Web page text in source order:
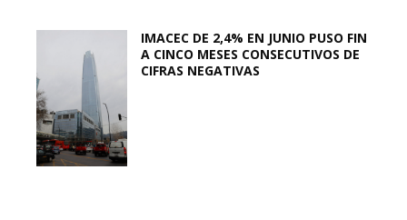
IMACEC DE 2,4% EN JUNIO PUSO FIN
A CINCO MESES CONSECUTIVOS DE
CIFRAS NEGATIVAS